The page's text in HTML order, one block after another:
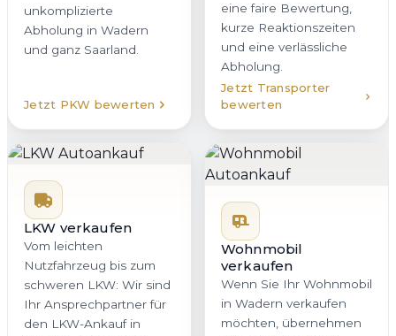
unkomplizierte
Abholung in Wadern
und ganz Saarland.
Jetzt PKW bewerten
eine faire Bewertung,
kurze Reaktionszeiten
und eine verlässliche
Abholung.
Jetzt Transporter
bewerten
LKW verkaufen
Vom leichten
Nutzfahrzeug bis zum
schweren LKW: Wir sind
Ihr Ansprechpartner für
den LKW-Ankauf in
Wohnmobil
verkaufen
Wenn Sie Ihr Wohnmobil
in Wadern verkaufen
möchten, übernehmen